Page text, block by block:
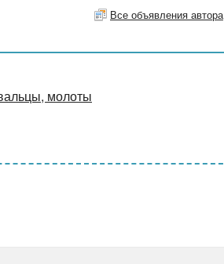
Все объявления автора
молоты